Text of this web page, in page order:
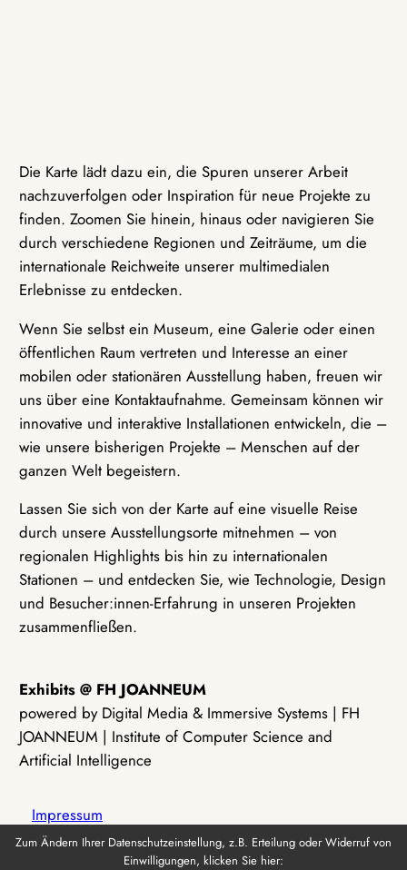
Die Karte lädt dazu ein, die Spuren unserer Arbeit
nachzuverfolgen oder Inspiration für neue Projekte zu
finden. Zoomen Sie hinein, hinaus oder navigieren Sie
durch verschiedene Regionen und Zeiträume, um die
internationale Reichweite unserer multimedialen
Erlebnisse zu entdecken.
Wenn Sie selbst ein Museum, eine Galerie oder einen
öffentlichen Raum vertreten und Interesse an einer
mobilen oder stationären Ausstellung haben, freuen wir
uns über eine Kontaktaufnahme. Gemeinsam können wir
innovative und interaktive Installationen entwickeln, die –
wie unsere bisherigen Projekte – Menschen auf der
ganzen Welt begeistern.
Lassen Sie sich von der Karte auf eine visuelle Reise
durch unsere Ausstellungsorte mitnehmen – von
regionalen Highlights bis hin zu internationalen
Stationen – und entdecken Sie, wie Technologie, Design
und Besucher:innen-Erfahrung in unseren Projekten
zusammenfließen.
Exhibits @ FH JOANNEUM
powered by Digital Media & Immersive Systems | FH
JOANNEUM | Institute of Computer Science and
Artificial Intelligence
Impressum
Zum Ändern Ihrer Datenschutzeinstellung, z.B. Erteilung oder Widerruf von
Einwilligungen, klicken Sie hier: